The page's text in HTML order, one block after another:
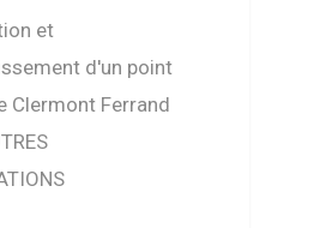
et
d'un point
Clermont Ferrand